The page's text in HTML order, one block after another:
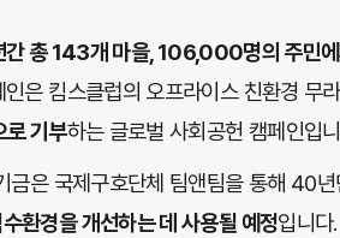
총 143개 마을, 106,000명의 주민에
은 킴스클럽의 오프라이스 친환경 무
로 기부하는 글로벌 사회공헌 캠페인입
금은 국제구호단체 팀앤팀을 통해 40
환경을 개선하는 데 사용될 예정입니다.